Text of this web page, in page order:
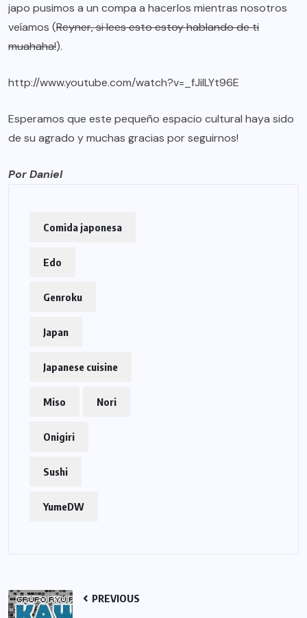
japo pusimos a un compa a hacerlos mientras nosotros
veíamos (Reyner, si lees esto estoy hablando de ti
muahaha!).
http://www.youtube.com/watch?v=_fJiILYt96E
Esperamos que este pequeño espacio cultural haya sido
de su agrado y muchas gracias por seguirnos!
Por Daniel
Comida japonesa
Edo
Genroku
Japan
Japanese cuisine
Miso Nori
Onigiri
Sushi
YumeDW
PREVIOUS